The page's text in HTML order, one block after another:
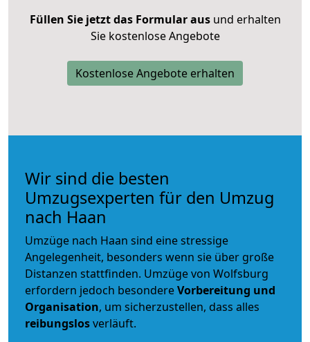
Füllen Sie jetzt das Formular ausund erhalten
Sie kostenlose Angebote
Kostenlose Angebote erhalten
Wir sind die besten
Umzugsexperten für den Umzug
nach Haan
Umzüge nach Haan sind eine stressige
Angelegenheit, besonders wenn sie über große
Distanzen stattfinden. Umzüge von Wolfsburg
erfordern jedoch besondereVorbereitung und
Organisation, um sicherzustellen, dass alles
reibungslosverläuft.